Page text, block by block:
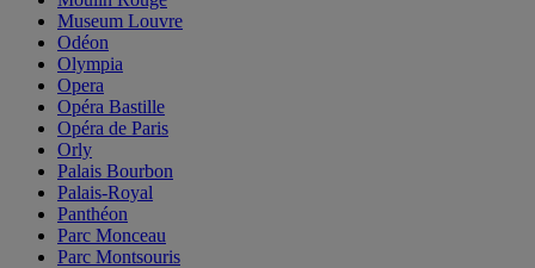
Museum Louvre
Odéon
Olympia
Opera
Opéra Bastille
Opéra de Paris
Orly
Palais Bourbon
Palais-Royal
Panthéon
Parc Monceau
Parc Montsouris